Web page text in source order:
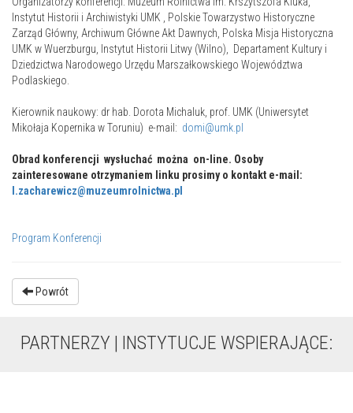
Instytut Historii i Archiwistyki UMK , Polskie Towarzystwo Historyczne
Zarząd Główny, Archiwum Główne Akt Dawnych, Polska Misja Historyczna
UMK w Wuerzburgu, Instytut Historii Litwy (Wilno), Departament Kultury i
Dziedzictwa Narodowego Urzędu Marszałkowskiego Województwa
Podlaskiego.
Kierownik naukowy: dr hab. Dorota Michaluk, prof. UMK (Uniwersytet
Mikołaja Kopernika w Toruniu) e-mail: domi@umk.pl
Obrad konferencji wysłuchać można on-line. Osoby
zainteresowane otrzymaniem linku prosimy o kontakt e-mail:
l.zacharewicz@muzeumrolnictwa.pl
Program Konferencji
Powrót
PARTNERZY | INSTYTUCJE WSPIERAJĄCE: